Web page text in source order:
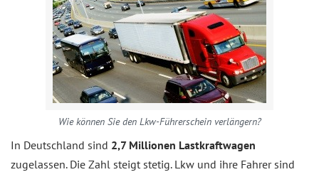
Wie können Sie den Lkw-Führerschein verlängern?
In Deutschland sind 2,7 Millionen Lastkraftwagen
zugelassen. Die Zahl steigt stetig. Lkw und ihre Fahrer sind